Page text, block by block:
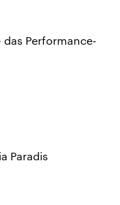
das Performance-
Paradis